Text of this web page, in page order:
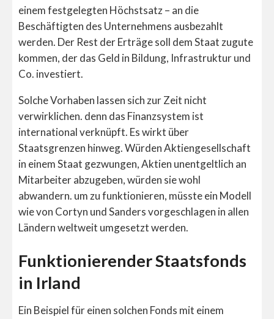
einem festgelegten Höchstsatz – an die
Beschäftigten des Unternehmens ausbezahlt
werden. Der Rest der Erträge soll dem Staat zugute
kommen, der das Geld in Bildung, Infrastruktur und
Co. investiert.
Solche Vorhaben lassen sich zur Zeit nicht
verwirklichen. denn das Finanzsystem ist
international verknüpft. Es wirkt über
Staatsgrenzen hinweg. Würden Aktiengesellschaft
in einem Staat gezwungen, Aktien unentgeltlich an
Mitarbeiter abzugeben, würden sie wohl
abwandern. um zu funktionieren, müsste ein Modell
wie von Cortyn und Sanders vorgeschlagen in allen
Ländern weltweit umgesetzt werden.
Funktionierender Staatsfonds
in Irland
Ein Beispiel für einen solchen Fonds mit einem